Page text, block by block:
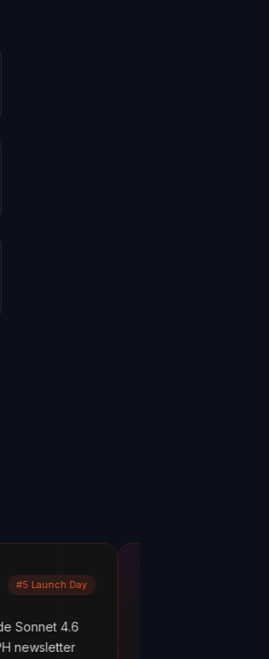
What are your AI agents actually
scenes? Most builders don't know.